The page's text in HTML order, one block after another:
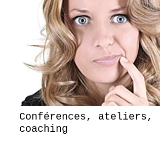
Conférences, ateliers,
coaching